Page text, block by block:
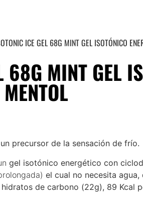
ICE GEL 68G MINT GEL ISOTÓNICO
68G MINT GEL
precursor de la sensación de frío.
gel isotónico energético con
el cual no necesita agua,
de carbono (22g), 89 Kcal